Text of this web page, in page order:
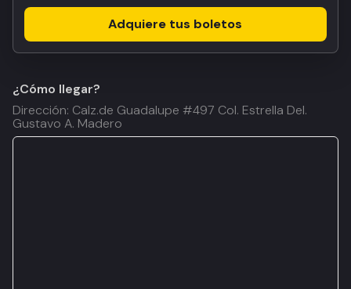
Adquiere tus boletos
¿Cómo llegar?
Dirección: Calz.de Guadalupe #497 Col. Estrella Del.
Gustavo A. Madero